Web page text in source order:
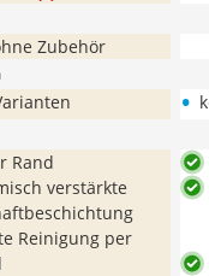
Zubehör
•
Rand
verstärkte
Reinigung per